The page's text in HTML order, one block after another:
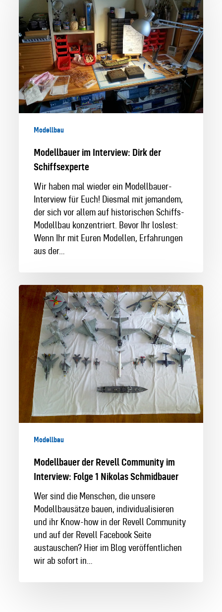
Interview:
Dirk
der
Schiffsexperte
Modellbau
Modellbauer im Interview: Dirk der
Schiffsexperte
Wir haben mal wieder ein Modellbauer-
Interview für Euch! Diesmal mit jemandem,
der sich vor allem auf historischen Schiffs-
Modellbau konzentriert. Bevor Ihr loslest:
Wenn Ihr mit Euren Modellen, Erfahrungen
aus der…
Modellbauer
der
Revell
Community
im
Interview:
Folge
Nikolas
Schmidbauer
Modellbau
Modellbauer der Revell Community im
Interview: Folge 1 Nikolas Schmidbauer
Wer sind die Menschen, die unsere
Modellbausätze bauen, individualisieren
und ihr Know-how in der Revell Community
und auf der Revell Facebook Seite
austauschen? Hier im Blog veröffentlichen
wir ab sofort in…